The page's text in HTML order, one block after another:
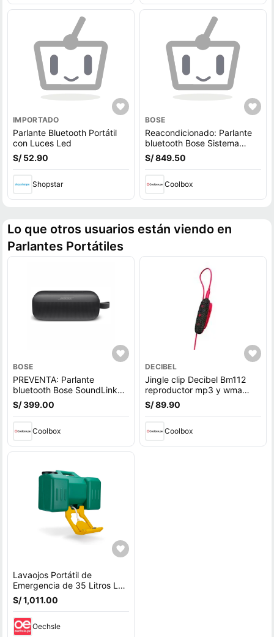
IMPORTADO
Parlante Bluetooth Portátil
con Luces Led
S/ 52.90
Shopstar
BOSE
Reacondicionado: Parlante
bluetooth Bose Sistema
Sound Touch 20 wifi, control
remoto
S/ 849.50
Coolbox
Lo que otros usuarios están viendo en
Parlantes Portátiles
BOSE
PREVENTA: Parlante
bluetooth Bose SoundLink
Flex 1ra Gen, Bluetooth 5.3,
hasta 12h, IP67, batería
agua, negro (reempacado)
S/ 399.00
Coolbox
DECIBEL
Jingle clip Decibel Bm112
reproductor mp3 y wma
8gb rojo
S/ 89.90
Coolbox
Lavaojos Portátil de
Emergencia de 35 Litros LP-
075
S/ 1,011.00
Oechsle